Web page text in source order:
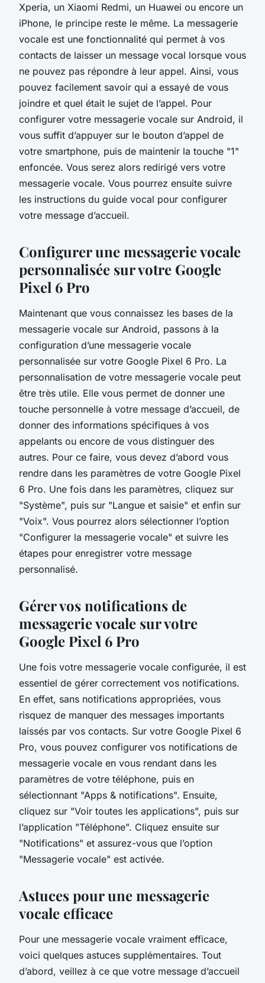
Xperia, un Xiaomi Redmi, un Huawei ou encore un
iPhone, le principe reste le même. La messagerie
vocale est une fonctionnalité qui permet à vos
contacts de laisser un message vocal lorsque vous
ne pouvez pas répondre à leur appel. Ainsi, vous
pouvez facilement savoir qui a essayé de vous
joindre et quel était le sujet de l’appel. Pour
configurer votre messagerie vocale sur Android, il
vous suffit d’appuyer sur le bouton d’appel de
votre smartphone, puis de maintenir la touche "1"
enfoncée. Vous serez alors redirigé vers votre
messagerie vocale. Vous pourrez ensuite suivre
les instructions du guide vocal pour configurer
votre message d’accueil.
Configurer une messagerie vocale
personnalisée sur votre Google
Pixel 6 Pro
Maintenant que vous connaissez les bases de la
messagerie vocale sur Android, passons à la
configuration d’une messagerie vocale
personnalisée sur votre Google Pixel 6 Pro. La
personnalisation de votre messagerie vocale peut
être très utile. Elle vous permet de donner une
touche personnelle à votre message d’accueil, de
donner des informations spécifiques à vos
appelants ou encore de vous distinguer des
autres. Pour ce faire, vous devez d’abord vous
rendre dans les paramètres de votre Google Pixel
6 Pro. Une fois dans les paramètres, cliquez sur
"Système", puis sur "Langue et saisie" et enfin sur
"Voix". Vous pourrez alors sélectionner l’option
"Configurer la messagerie vocale" et suivre les
étapes pour enregistrer votre message
personnalisé.
Gérer vos notifications de
messagerie vocale sur votre
Google Pixel 6 Pro
Une fois votre messagerie vocale configurée, il est
essentiel de gérer correctement vos notifications.
En effet, sans notifications appropriées, vous
risquez de manquer des messages importants
laissés par vos contacts. Sur votre Google Pixel 6
Pro, vous pouvez configurer vos notifications de
messagerie vocale en vous rendant dans les
paramètres de votre téléphone, puis en
sélectionnant "Apps & notifications". Ensuite,
cliquez sur "Voir toutes les applications", puis sur
l’application "Téléphone". Cliquez ensuite sur
"Notifications" et assurez-vous que l’option
"Messagerie vocale" est activée.
Astuces pour une messagerie
vocale efficace
Pour une messagerie vocale vraiment efficace,
voici quelques astuces supplémentaires. Tout
d’abord, veillez à ce que votre message d’accueil